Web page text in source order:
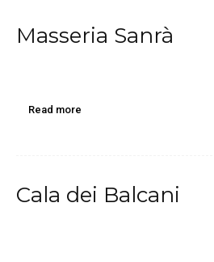
Masseria Sanrà
Read more
Cala dei Balcani